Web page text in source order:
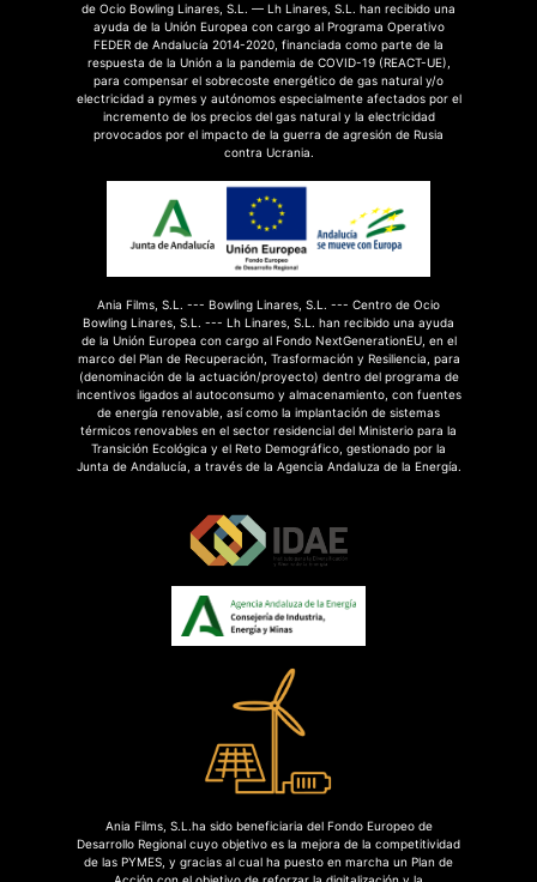
de Ocio Bowling Linares, S.L. — Lh Linares, S.L. han recibido una
ayuda de la Unión Europea con cargo al Programa Operativo
FEDER de Andalucía 2014-2020, financiada como parte de la
respuesta de la Unión a la pandemia de COVID-19 (REACT-UE),
para compensar el sobrecoste energético de gas natural y/o
electricidad a pymes y autónomos especialmente afectados por el
incremento de los precios del gas natural y la electricidad
provocados por el impacto de la guerra de agresión de Rusia
contra Ucrania.
Ania Films, S.L. --- Bowling Linares, S.L. --- Centro de Ocio
Bowling Linares, S.L. --- Lh Linares, S.L. han recibido una ayuda
de la Unión Europea con cargo al Fondo NextGenerationEU, en el
marco del Plan de Recuperación, Trasformación y Resiliencia, para
(denominación de la actuación/proyecto) dentro del programa de
incentivos ligados al autoconsumo y almacenamiento, con fuentes
de energía renovable, así como la implantación de sistemas
térmicos renovables en el sector residencial del Ministerio para la
Transición Ecológica y el Reto Demográfico, gestionado por la
Junta de Andalucía, a través de la Agencia Andaluza de la Energía.
Ania Films, S.L.ha sido beneficiaria del Fondo Europeo de
Desarrollo Regional cuyo objetivo es la mejora de la competitividad
de las PYMES, y gracias al cual ha puesto en marcha un Plan de